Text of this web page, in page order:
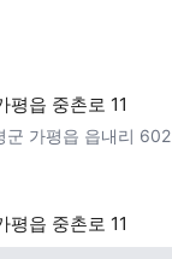
평읍 중촌로 11
군 가평읍 읍내리 602
평읍 중촌로 11